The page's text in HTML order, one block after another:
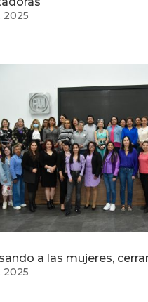
2025
a las mujeres,
2025